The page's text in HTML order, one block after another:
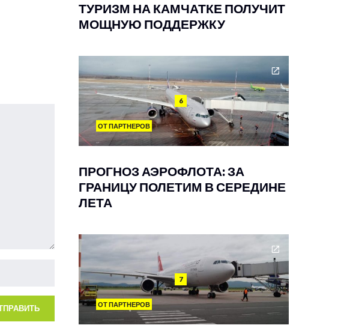
ТУРИЗМ НА КАМЧАТКЕ ПОЛУЧИТ
МОЩНУЮ ПОДДЕРЖКУ
6
ОТ ПАРТНЕРОВ
ПРОГНОЗ АЭРОФЛОТА: ЗА
ГРАНИЦУ ПОЛЕТИМ В СЕРЕДИНЕ
ЛЕТА
7
ОТ ПАРТНЕРОВ